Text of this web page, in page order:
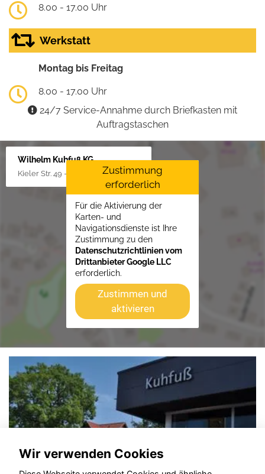
8.00 - 17.00 Uhr
Werkstatt
Montag bis Freitag
8.00 - 17.00 Uhr
24/7 Service-Annahme durch Briefkasten mit
Auftragstaschen
Wilhelm Kuhfuß KG
Kieler Str. 49 - 51, 25451 Quickborn
Zustimmung
erforderlich
Für die Aktivierung der
Karten- und
Navigationsdienste ist Ihre
Zustimmung zu den
Datenschutzrichtlinien vom
Drittanbieter Google LLC
erforderlich.
Zustimmen und
aktivieren
Wir verwenden Cookies